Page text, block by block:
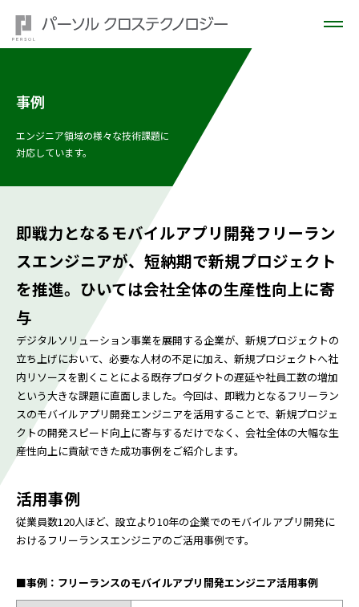
事例
エンジニア領域の様々な技術課題に
対応しています。
即戦力となるモバイルアプリ開発フリーラン
スエンジニアが、短納期で新規プロジェクト
を推進。ひいては会社全体の生産性向上に寄
与
デジタルソリューション事業を展開する企業が、新規プロジェクトの
立ち上げにおいて、必要な人材の不足に加え、新規プロジェクトへ社
内リソースを割くことによる既存プロダクトの遅延や社員工数の増加
という大きな課題に直面しました。今回は、即戦力となるフリーラン
スのモバイルアプリ開発エンジニアを活用することで、新規プロジェ
クトの開発スピード向上に寄与するだけでなく、会社全体の大幅な生
産性向上に貢献できた成功事例をご紹介します。
活用事例
従業員数120人ほど、設立より10年の企業でのモバイルアプリ開発に
おけるフリーランスエンジニアのご活用事例です。
■事例：フリーランスのモバイルアプリ開発エンジニア活用事例